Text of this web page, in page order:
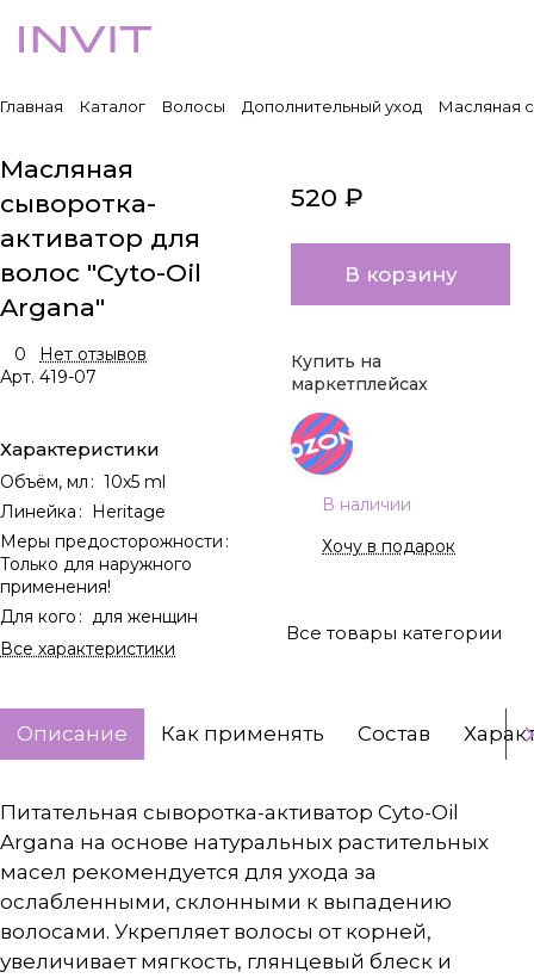
Главная Каталог Волосы Дополнительный уход Масляная
Масляная
сыворотка-
активатор для
волос "Cyto-Oil
Argana"
0
Нет отзывов
Арт. 419-07
Характеристики
Объём, мл: 10х5 ml
Линейка: Heritage
Меры предосторожности:
Только для наружного
применения!
Для кого: для женщин
Все характеристики
520 ₽
В корзину
Купить на
маркетплейсах
В наличии
Хочу в подарок
Все товары категории
Описание Как применять Состав
Питательная сыворотка-активатор Cyto-Oil
Argana на основе натуральных растительных
масел рекомендуется для ухода за
ослабленными, склонными к выпадению
волосами. Укрепляет волосы от корней,
увеличивает мягкость, глянцевый блеск и